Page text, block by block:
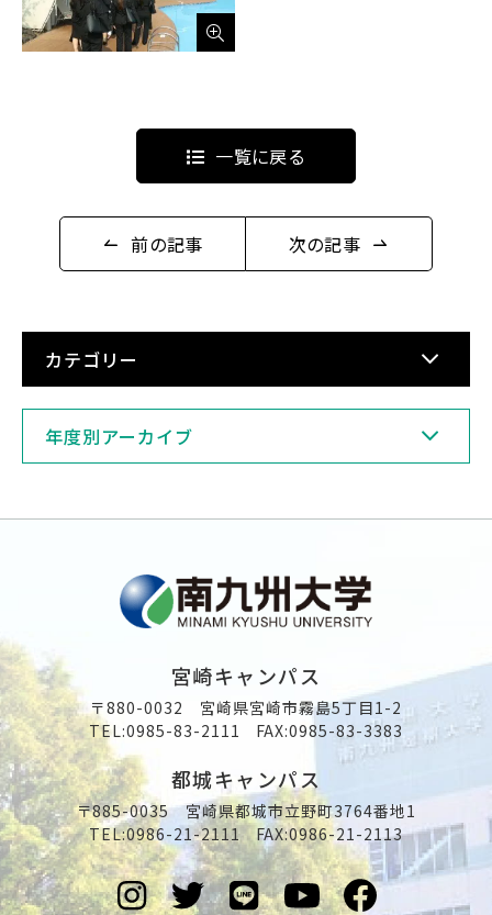
前の記事
一覧に戻る
次の記事
カテゴリー
年度別アーカイブ
宮崎キャンパス
〒880-0032 宮崎県宮崎市霧島5丁目1-2
TEL:0985-83-2111 FAX:0985-83-3383
都城キャンパス
〒885-0035 宮崎県都城市立野町3764番地1
TEL:0986-21-2111 FAX:0986-21-2113